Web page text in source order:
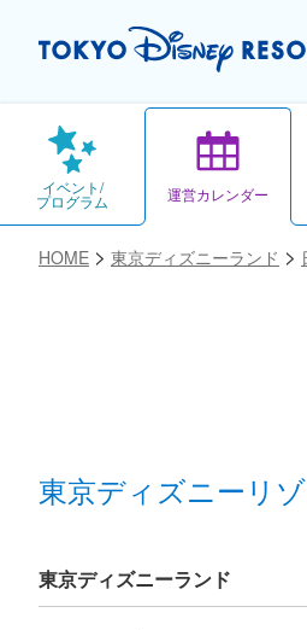
イベント/
プログラム 運営カレンダー
HOME 東京ディズニーランド
東京ディズニーリ
東京ディズニーランド